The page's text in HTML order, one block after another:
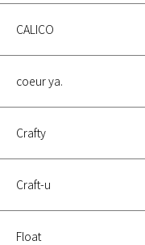
CALICO
coeur ya.
Crafty
Craft-u
Float